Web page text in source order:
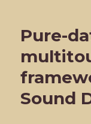
Pure-
Sound